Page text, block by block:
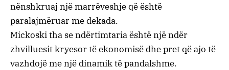
nënshkruaj një marrëveshje që është
paralajmëruar me dekada.
Mickoski tha se ndërtimtaria është një ndër
zhvilluesit kryesor të ekonomisë dhe pret që ajo të
vazhdojë me një dinamik të pandalshme.